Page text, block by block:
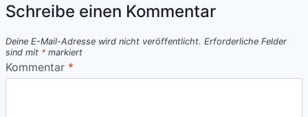
KRISE
DIE
Schreibe einen Kommentar
Deine E-Mail-Adresse wird nicht veröffentlicht. Erforderliche Felder
sind mit *markiert
Kommentar *